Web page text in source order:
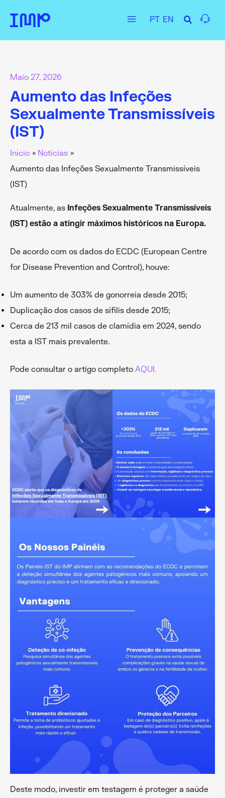
content
PT EN
Maio 27, 2026
Aumento das Infeções
Sexualmente Transmissíveis
(IST)
Início
Notícias
Aumento das Infeções Sexualmente Transmissíveis
(IST)
Atualmente, as Infeções Sexualmente Transmissíveis
(IST) estão a atingir máximos históricos na Europa.
De acordo com os dados do ECDC (European Centre
for Disease Prevention and Control), houve:
Um aumento de 303% de gonorreia desde 2015;
Duplicação dos casos de sífilis desde 2015;
Cerca de 213 mil casos de clamídia em 2024, sendo
esta a IST mais prevalente.
Pode consultar o artigo completo AQUI.
Deste modo, investir em testagem é proteger a saúde